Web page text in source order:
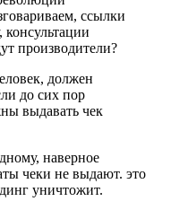
ссылки
производители?
должен
до сих пор
выдавать чек
наверное
чеки не выдают. это
уничтожит.